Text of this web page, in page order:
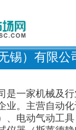
锡）有限公
是一家机械及
业。主营自动
、电动气动工